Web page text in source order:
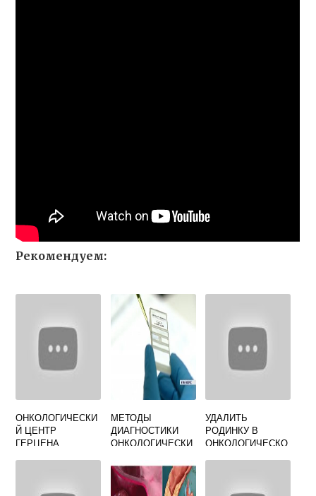
Рекомендуем:
ОНКОЛОГИЧЕСКИ
Й ЦЕНТР
ГЕРЦЕНА
МЕТОДЫ
ДИАГНОСТИКИ
ОНКОЛОГИЧЕСКИ
УДАЛИТЬ
РОДИНКУ В
ОНКОЛОГИЧЕСКО